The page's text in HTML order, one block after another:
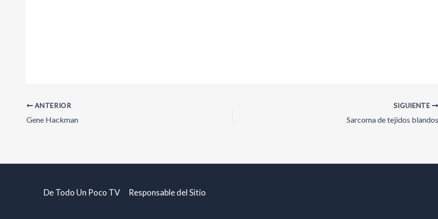
ANTERIOR
Gene Hackman
SIGUIENTE
Sarcoma de tejidos blandos
De Todo Un Poco TV Responsable del Sitio